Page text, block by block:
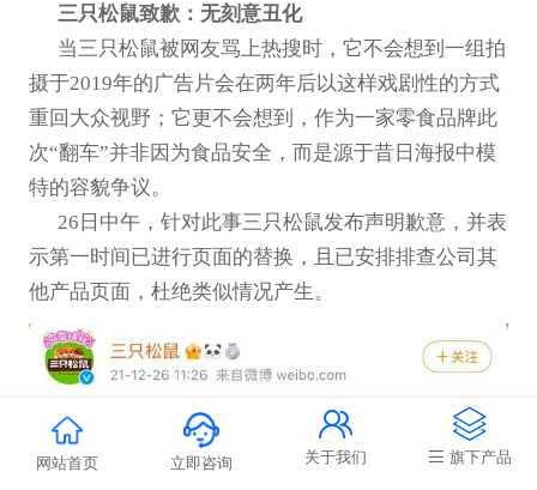
三只松鼠致歉：无刻意丑化
当三只松鼠被网友骂上热搜时，它不会想到一组拍
摄于2019年的广告片会在两年后以这样戏剧性的方式
重回大众视野；它更不会想到，作为一家零食品牌此
次“翻车”并非因为食品安全，而是源于昔日海报中模
特的容貌争议。
26日中午，针对此事三只松鼠发布声明歉意，并表
示第一时间已进行页面的替换，且已安排排查公司其
他产品页面，杜绝类似情况产生。
网站首页 立即咨询

关于我们

旗下产品